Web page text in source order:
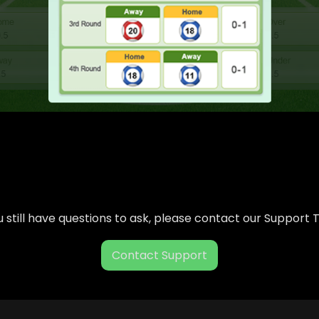
still have questions to ask, please contact our Support
Contact Support